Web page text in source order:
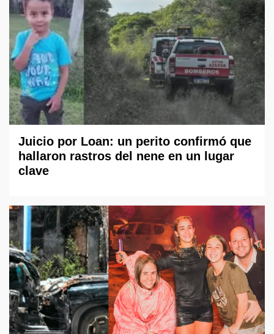
Juicio por Loan: un perito confirmó que
hallaron rastros del nene en un lugar
clave